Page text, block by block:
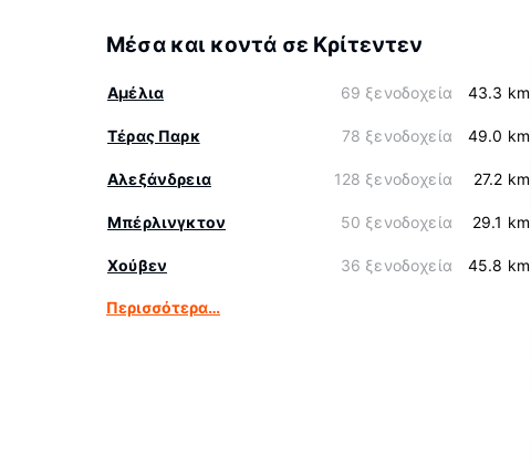
Μέσα και κοντά σε Κρίτεντεν
Αμέλια 69 ξενοδοχεία 43.3 km
Τέρας Παρκ 78 ξενοδοχεία 49.0 km
Αλεξάνδρεια 128 ξενοδοχεία 27.2 km
Μπέρλινγκτον 50 ξενοδοχεία 29.1 km
Χούβεν 36 ξενοδοχεία 45.8 km
Περισσότερα…